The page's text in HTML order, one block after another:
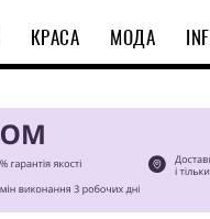
КРАСА МОДА